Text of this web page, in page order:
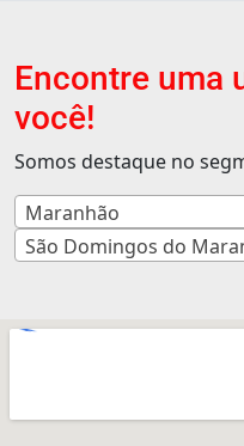
Encontre uma
você!
Somos destaque no
Maranhão
São Domingos do